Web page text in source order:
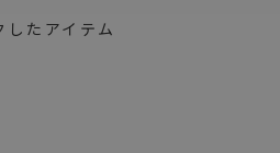
したアイテム